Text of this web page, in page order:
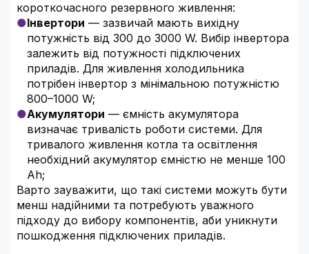
короткочасного резервного живлення:
Інвертори — зазвичай мають вихідну
потужність від 300 до 3000 W. Вибір інвертора
залежить від потужності підключених
приладів. Для живлення холодильника
потрібен інвертор з мінімальною потужністю
800–1000 W;
Акумулятори — ємність акумулятора
визначає тривалість роботи системи. Для
тривалого живлення котла та освітлення
необхідний акумулятор ємністю не менше 100
Ah;
Варто зауважити, що такі системи можуть бути
менш надійними та потребують уважного
підходу до вибору компонентів, аби уникнути
пошкодження підключених приладів.